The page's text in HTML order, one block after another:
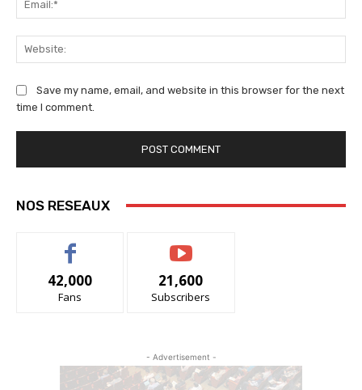
Save my name, email, and website in this browser for the next
time I comment.
NOS RESEAUX
42,000
Fans
21,600
Subscribers
- Advertisement -